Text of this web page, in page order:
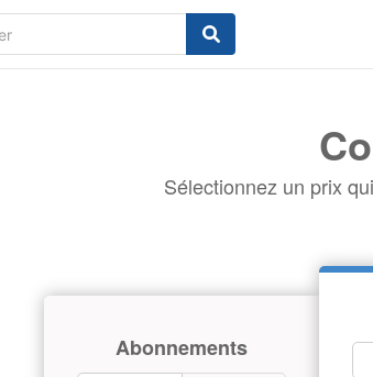
Sélectionnez un prix
Abonnements